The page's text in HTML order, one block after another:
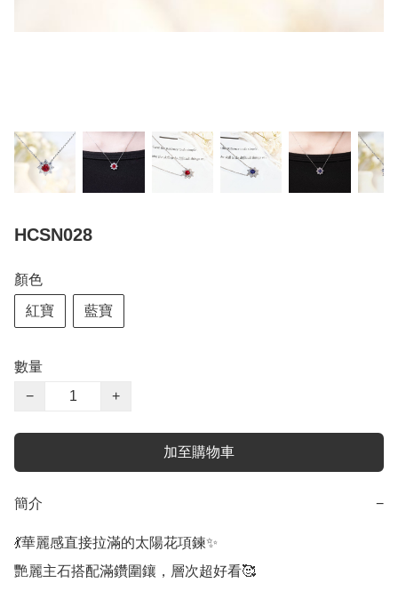
HCSN028
顏色
紅寶 藍寶
數量
−
+
加至購物車
簡介 −
💃華麗感直接拉滿的太陽花項鍊✨
艷麗主石搭配滿鑽圍鑲，層次超好看🥰